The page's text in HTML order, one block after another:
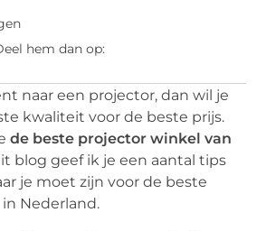
hem dan op:
naar een projector, dan wil je
kwaliteit voor de beste prijs.
de beste projector winkel van
blog geef ik je een aantal tips
je moet zijn voor de beste
Nederland.